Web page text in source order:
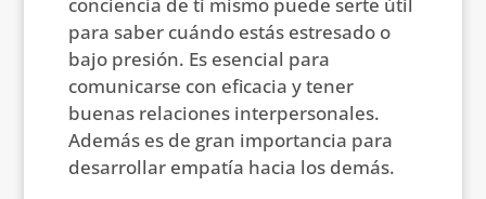
conciencia de ti mismo puede serte útil
para saber cuándo estás estresado o
bajo presión. Es esencial para
comunicarse con eficacia y tener
buenas relaciones interpersonales.
Además es de gran importancia para
desarrollar empatía hacia los demás.